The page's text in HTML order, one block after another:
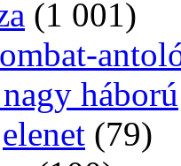
(1 001)
háború
(79)